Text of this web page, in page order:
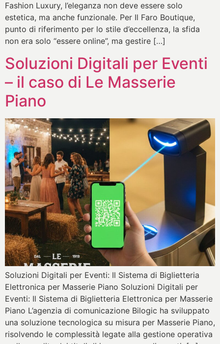
Fashion Luxury, l’eleganza non deve essere solo
estetica, ma anche funzionale. Per Il Faro Boutique,
punto di riferimento per lo stile d’eccellenza, la sfida
non era solo “essere online”, ma gestire […]
Soluzioni Digitali per Eventi
– il caso di Le Masserie
Piano
Soluzioni Digitali per Eventi: Il Sistema di Biglietteria
Elettronica per Masserie Piano Soluzioni Digitali per
Eventi: Il Sistema di Biglietteria Elettronica per Masserie
Piano L’agenzia di comunicazione Bilogic ha sviluppato
una soluzione tecnologica su misura per Masserie Piano,
risolvendo le complessità legate alla gestione operativa